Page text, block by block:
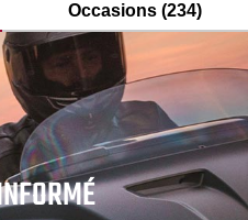
Occasions (234)